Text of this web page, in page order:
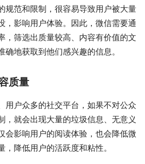
规范和限制，很容易导致用户被大量
，影响用户体验。因此，微信需要通
，筛选出质量较高、内容有价值的文
地获取到他们感兴趣的信息。
质量
用户众多的社交平台，如果不对公众
，就会出现大量的垃圾信息、无意义
会影响用户的阅读体验，也会降低微
降低用户的活跃度和粘性。